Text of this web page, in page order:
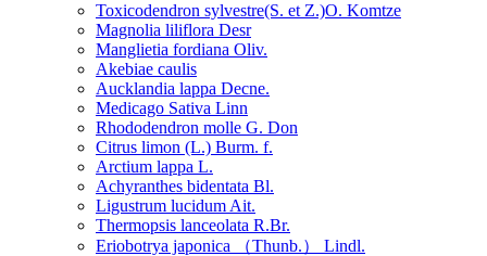
Toxicodendron sylvestre(S. et Z.)O. Komtze
Magnolia liliflora Desr
Manglietia fordiana Oliv.
Akebiae caulis
Aucklandia lappa Decne.
Medicago Sativa Linn
Rhododendron molle G. Don
Citrus limon (L.) Burm. f.
Arctium lappa L.
Achyranthes bidentata Bl.
Ligustrum lucidum Ait.
Thermopsis lanceolata R.Br.
Eriobotrya japonica （Thunb.） Lindl.